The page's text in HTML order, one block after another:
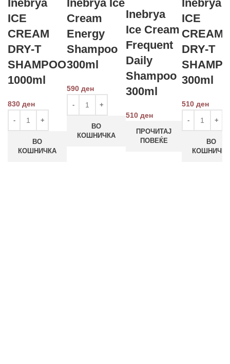
Inebrya
ICE
CREAM
DRY-T
SHAMPOO
1000ml
830 ден
ВО
КОШНИЧКА
Inebrya Ice
Cream
Energy
Shampoo
300ml
590 ден
ВО
КОШНИЧКА
Inebrya
Ice Cream
Frequent
Daily
Shampoo
300ml
510 ден
ПРОЧИТАЈ
ПОВЕЌЕ
Inebrya
ICE
CREAM
DRY-T
300ml
510 ден
ВО
КОШНИЧКА